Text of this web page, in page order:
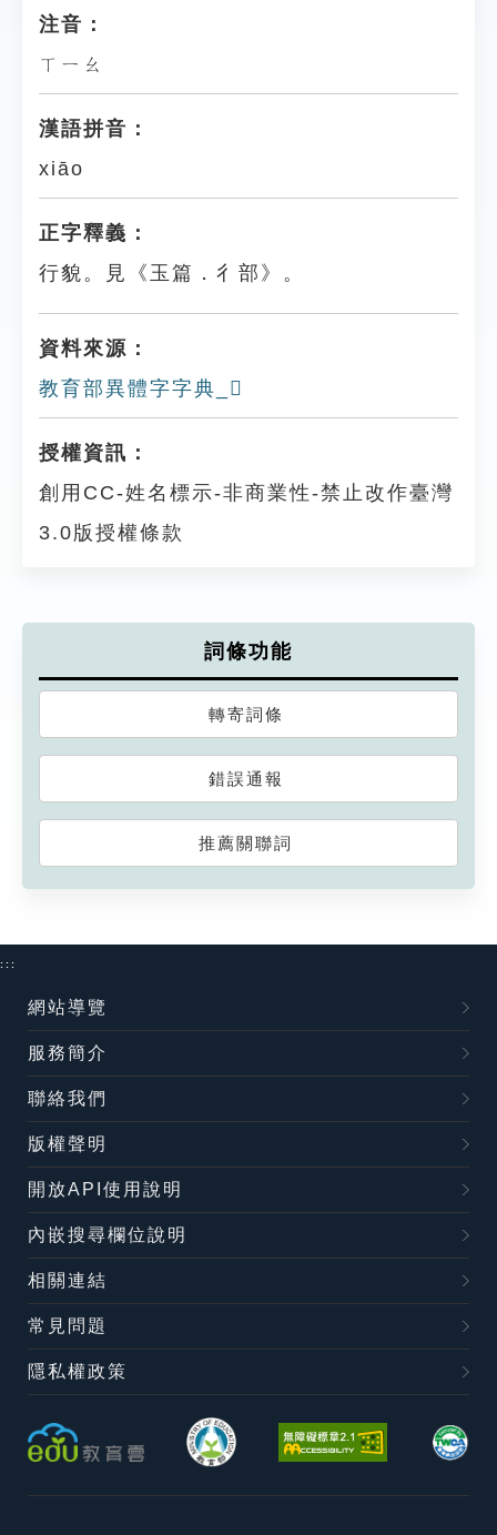
注音：
ㄒㄧㄠ
漢語拼音：
xiāo
正字釋義：
行貌。見《玉篇．彳部》。
資料來源：
教育部異體字字典_𢓮
授權資訊：
創用CC-姓名標示-非商業性-禁止改作臺灣
3.0版授權條款
詞條功能
轉寄詞條
錯誤通報
推薦關聯詞
:::
網站導覽
服務簡介
聯絡我們
版權聲明
開放API使用說明
內嵌搜尋欄位說明
相關連結
常見問題
隱私權政策